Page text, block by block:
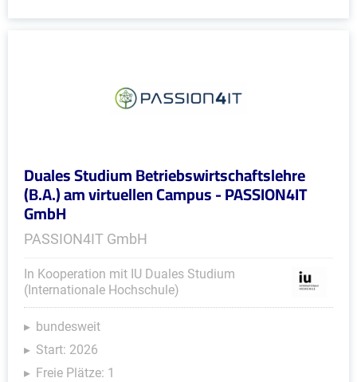
Duales Studium Betriebswirtschaftslehre
(B.A.) am virtuellen Campus - PASSION4IT
GmbH
PASSION4IT GmbH
In Kooperation mit IU Duales Studium
(Internationale Hochschule)
bundesweit
Start: 2026
Freie Plätze: 1